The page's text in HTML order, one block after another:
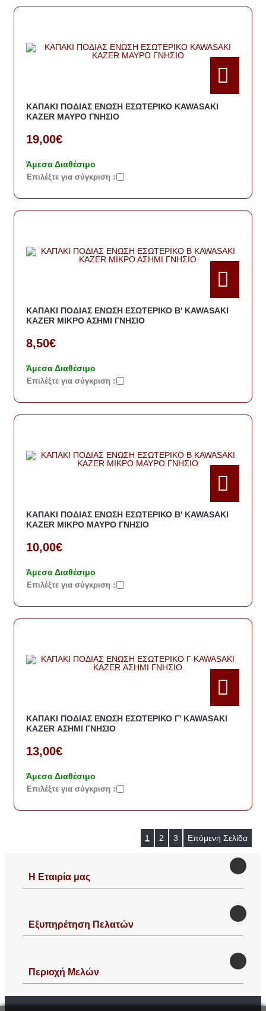
ΚΑΠΑΚΙ ΠΟΔΙΑΣ ΕΝΩΣΗ ΕΣΩΤΕΡΙΚΟ KAWASAKI
KAZER ΜΑΥΡΟ ΓΝΗΣΙΟ
19,00€
Άμεσα Διαθέσιμο
Eπιλέξτε για σύγκριση :
ΚΑΠΑΚΙ ΠΟΔΙΑΣ ΕΝΩΣΗ ΕΣΩΤΕΡΙΚΟ Β' KAWASAKI
KAZER ΜΙΚΡΟ ΑΣΗΜΙ ΓΝΗΣΙΟ
8,50€
Άμεσα Διαθέσιμο
Eπιλέξτε για σύγκριση :
ΚΑΠΑΚΙ ΠΟΔΙΑΣ ΕΝΩΣΗ ΕΣΩΤΕΡΙΚΟ Β' KAWASAKI
KAZER ΜΙΚΡΟ ΜΑΥΡΟ ΓΝΗΣΙΟ
10,00€
Άμεσα Διαθέσιμο
Eπιλέξτε για σύγκριση :
ΚΑΠΑΚΙ ΠΟΔΙΑΣ ΕΝΩΣΗ ΕΣΩΤΕΡΙΚΟ Γ' KAWASAKI
KAZER ΑΣΗΜΙ ΓΝΗΣΙΟ
13,00€
Άμεσα Διαθέσιμο
Eπιλέξτε για σύγκριση :
1 2 3 Επόμενη Σελίδα
Η Εταιρία μας
Εξυπηρέτηση Πελατών
Περιοχή Mελών